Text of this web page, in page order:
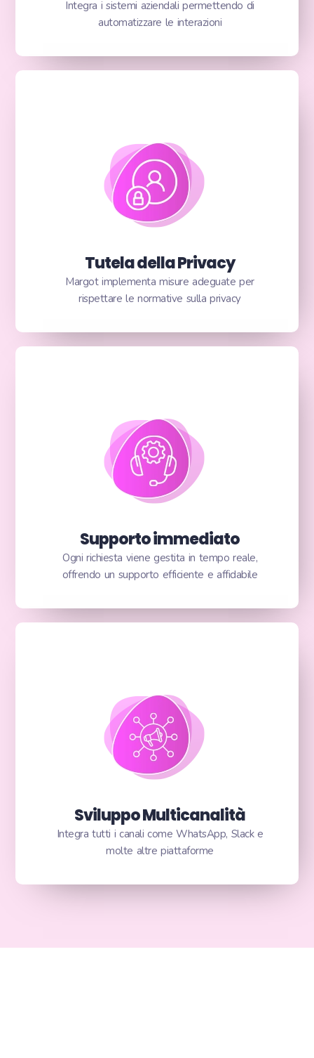
Integra i sistemi aziendali permettendo di
automatizzare le interazioni
Tutela della Privacy
Margot implementa misure adeguate per
rispettare le normative sulla privacy
Supporto immediato
Ogni richiesta viene gestita in tempo reale,
offrendo un supporto efficiente e affidabile
Sviluppo Multicanalità
Integra tutti i canali come WhatsApp, Slack e
molte altre piattaforme